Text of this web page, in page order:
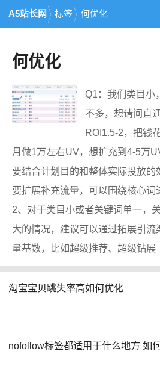
A5站长网 标签 何优化
何优化
Q1：我们类目小
不多，想请问直
ROI1.5-2，把钱
月做1万左右UV，想扩充到4-5万
要结合计划目的和整体实际投放的
要扩展补充流量，可以围绕核心词
2、对于类目小或者关键词单一，
大的情况，建议可以通过拓展引流
量基数，比如超级推荐、超级钻展
淘宝宝贝跳失率高如何优化
nofollow标签都适用于什么地方 如